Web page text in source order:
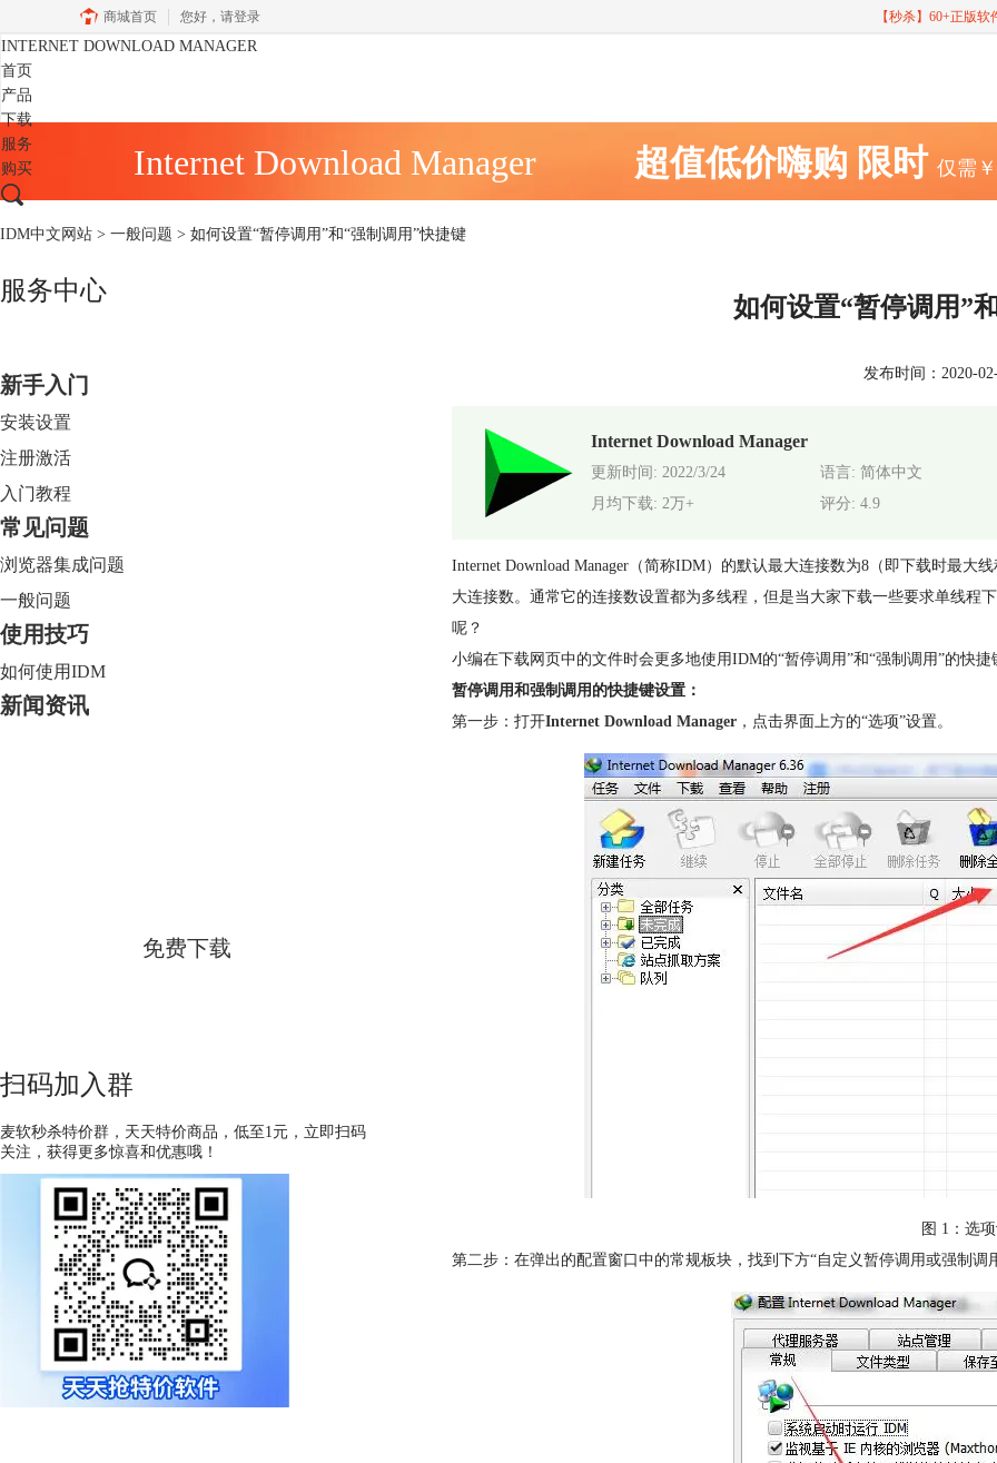
商城首页 您好， 请登录 【秒杀】60+正版
INTERNET DOWNLOAD MANAGER
首页
产品
下载
服务
购买
Internet Download Manager 超值低价嗨购 限时 仅需
IDM中文网站 > 一般问题 > 如何设置“暂停调用”和“强制调用”快捷键
服务中心
新手入门
安装设置
注册激活
入门教程
常见问题
浏览器集成问题
一般问题
使用技巧
如何使用IDM
新闻资讯
免费下载
扫码加入群
麦软秒杀特价群，天天特价商品，低至1元，立即扫码
关注，获得更多惊喜和优惠哦！
如何设置“暂停调用”
发布时间：2020-
Internet Download Manager
更新时间: 2022/3/24
语言: 简体中文
月均下载: 2万+
评分: 4.9
Internet Download Manager（简称IDM）的默认最大连接数为8（即下载时最
大连接数。通常它的连接数设置都为多线程，但是当大家下载一些要求单线程
呢？
小编在下载网页中的文件时会更多地使用IDM的“暂停调用”和“强制调用”的快
暂停调用和强制调用的快捷键设置：
第一步：打开Internet Download Manager ，点击界面上方的“选项”设置。
图 1：选
第二步：在弹出的配置窗口中的常规板块，找到下方“自定义暂停调用或强制